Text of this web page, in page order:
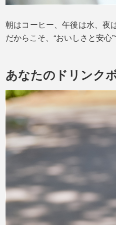
朝はコーヒー、午後は水、夜
だからこそ、“おいしさと安心
あなたのドリンク